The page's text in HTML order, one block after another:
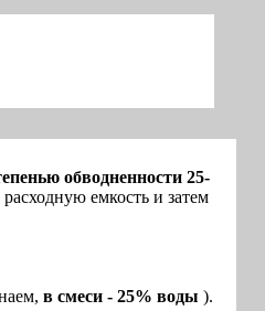
обводненности 25-
емкость и затем
в смеси - 25% воды ).